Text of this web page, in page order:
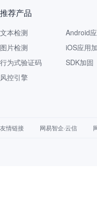
推荐产品
文本检测
图片检测
行为式验证码
风控引擎
Android
iOS应用
SDK加固
友情链接 网易智企·云信